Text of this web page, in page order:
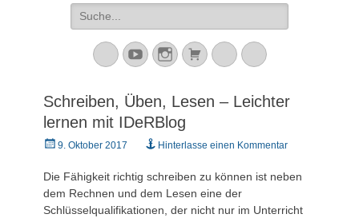
Suche
nach:
Mastodon
YouTubeInstagramWarenkorb
CloudPeertube
Schreiben, Üben, Lesen – Leichter
lernen mit IDeRBlog
Veröffentlicht
9. Oktober 2017 Hinterlasse einen Kommentar
Die Fähigkeit richtig schreiben zu können ist neben
dem Rechnen und dem Lesen eine der
Schlüsselqualifikationen, der nicht nur im Unterricht